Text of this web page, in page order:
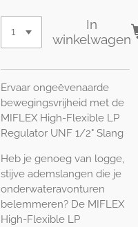
In
winkelwagen
Ervaar ongeëvenaarde
bewegingsvrijheid met de
MIFLEX High-Flexible LP
Regulator UNF 1/2" Slang
Heb je genoeg van logge,
stijve ademslangen die je
onderwateravonturen
belemmeren? De MIFLEX
High-Flexible LP